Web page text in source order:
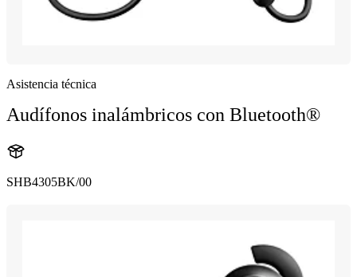
Asistencia técnica
Audífonos inalámbricos con Bluetooth®
SHB4305BK/00